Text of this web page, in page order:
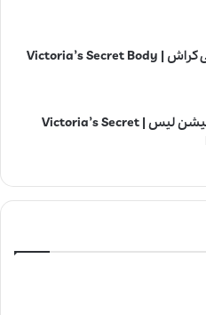
بادی اسپلش ویکتوریا سکرت پیونی کراش | Victoria’s Secret Body
بادی اسپلش ویکتوریا سکرت تمپتیشن لیس | Victoria’s Secret